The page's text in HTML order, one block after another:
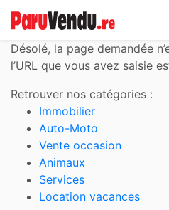
Désolé, la page demandée
l’URL que vous avez saisie
Retrouver nos catégories :
Immobilier
Auto-Moto
Vente occasion
Animaux
Services
Location vacances